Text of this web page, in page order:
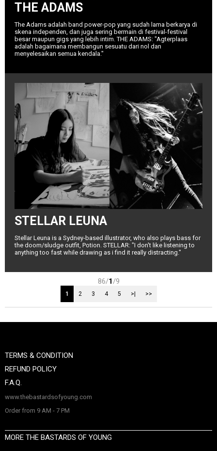
THE ADAMS
The Adams adalah band power-pop yang sudah lama berkarya di
skena independen, dan juga sering bermain di festival-festival
besar maupun gigs yang lebih intim. THE ADAMS: "Agterplaas
adalah bagaimana membangun sesuatu dari nol dan
menyelesaikan semua kendala."
STELLAR LEUNA
Stellar Leuna is a Sydney-based illustrator, who also plays bass for
the doom/sludge outfit, Potion. STELLAR: "I don't like listening to
anything too fast while drawing as i find it really distracting."
86/1/9
1 2 3 4 5 >| >>
TERMS & CONDITION
REFUND POLICY
F.A.Q.
www.thebastardsofyoung.com
Order from 9 AM - 7 PM
MORE THE BASTARDS OF YOUNG